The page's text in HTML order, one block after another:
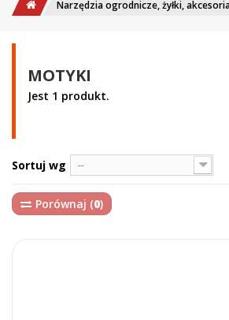
Narzędzia ogrodnicze, żyłki,
MOTYKI
Jest 1 produkt.
Sortuj wg --
Porównaj (0)